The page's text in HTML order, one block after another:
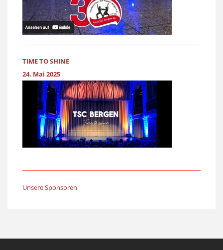
TIME TO SHINE
24. Mai 2025
Unsere Sponsoren